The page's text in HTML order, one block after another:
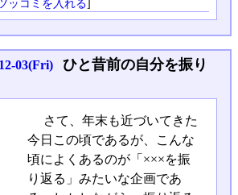
ッコミを入れる]
03(Fri)
ひと昔前の自分を振り
さて、年末も近づいてきた
今日この頃であるが、こんな
頃によくあるのが「×××を振
り返る」みたいな企画であ